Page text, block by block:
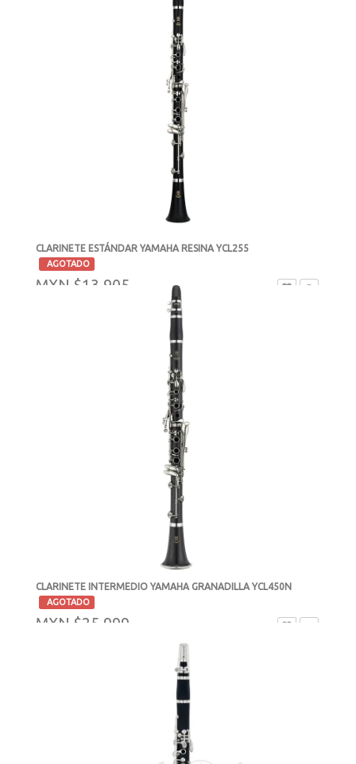
CLARINETE ESTÁNDAR YAMAHA RESINA YCL255
AGOTADO
MXN $13,905
CLARINETE INTERMEDIO YAMAHA GRANADILLA YCL450N
AGOTADO
MXN $25,999